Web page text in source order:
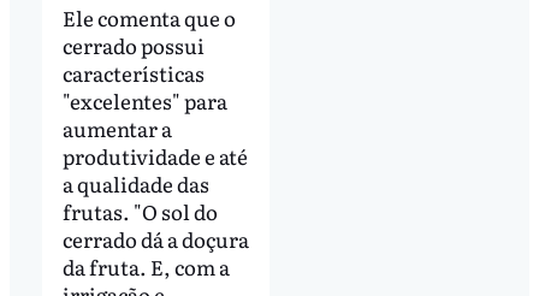
Ele comenta que o
cerrado possui
características
"excelentes" para
aumentar a
produtividade e até
a qualidade das
frutas. "O sol do
cerrado dá a doçura
da fruta. E, com a